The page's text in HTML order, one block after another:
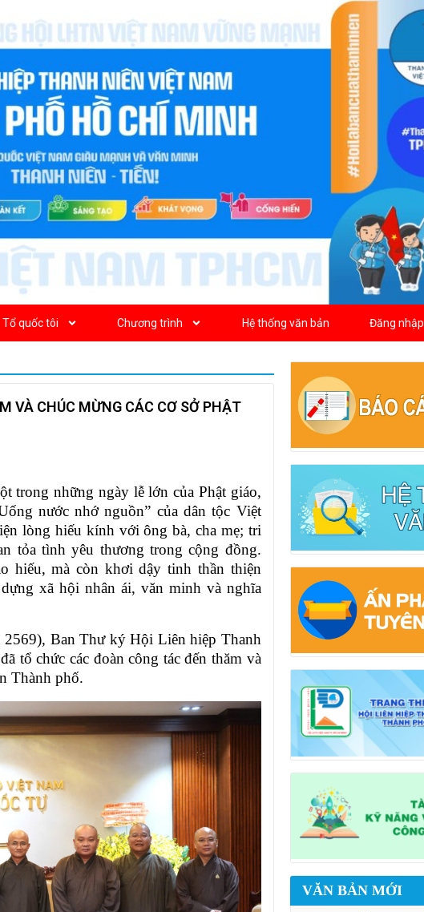
Tổ quốc tôi Chương trình Hệ thống văn bản Đăng nhập
VÀ CHÚC MỪNG CÁC CƠ SỞ PHẬT
trong những ngày lễ lớn của Phật giáo,
nước nhớ nguồn” của dân tộc Việt
lòng hiếu kính với ông bà, cha mẹ; tri
tỏa tình yêu thương trong cộng đồng.
hiếu, mà còn khơi dậy tinh thần thiện
xã hội nhân ái, văn minh và nghĩa
Ban Thư ký Hội Liên hiệp Thanh
tổ chức các đoàn công tác đến thăm và
Thành phố.
VĂN BẢN MỚI